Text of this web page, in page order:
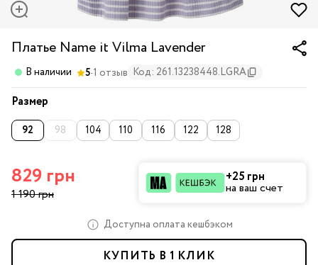
Платье Name it Vilma Lavender
В наличии 5·1 отзыв Код: 261.13238448.LGRA
Размер
92 98 104 110 116 122 128
829 грн
1 190 грн
+25 грн
на ваш счет
Доступна оплата кешбэком
КУПИТЬ В 1 КЛИК